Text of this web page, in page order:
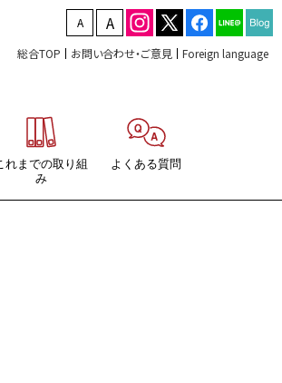
文字を縮小する
文字を拡大する
総合TOP お問い合わせ・ご意見 Foreign language
れまでの取り組
み
よくある質問